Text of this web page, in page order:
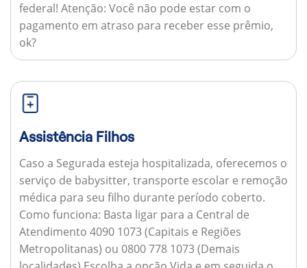
federal! Atenção: Você não pode estar com o
pagamento em atraso para receber esse prêmio,
ok?
Assistência Filhos
Caso a Segurada esteja hospitalizada, oferecemos o
serviço de babysitter, transporte escolar e remoção
médica para seu filho durante período coberto.
Como funciona: Basta ligar para a Central de
Atendimento 4090 1073 (Capitais e Regiões
Metropolitanas) ou 0800 778 1073 (Demais